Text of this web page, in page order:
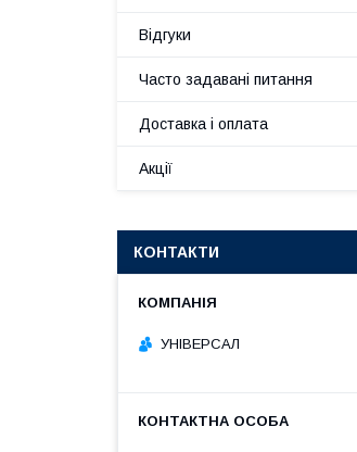
Відгуки
Часто задавані питання
Доставка і оплата
Акції
КОНТАКТИ
УНІВЕРСАЛ